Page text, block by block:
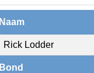
Naam
Rick Lodder
Bond